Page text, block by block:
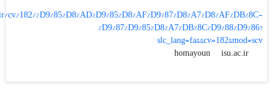
182/%D9%85%D8%AD%D9%85%D8%AF%D9%87%D8%A7%D8%AF%DB%8C-
%D9%87%D9%85%D8%A7%DB%8C%D9%88%D9%86?
slc_lang=fa&&cv=182&mod=scv
homayoun
isu.ac.ir